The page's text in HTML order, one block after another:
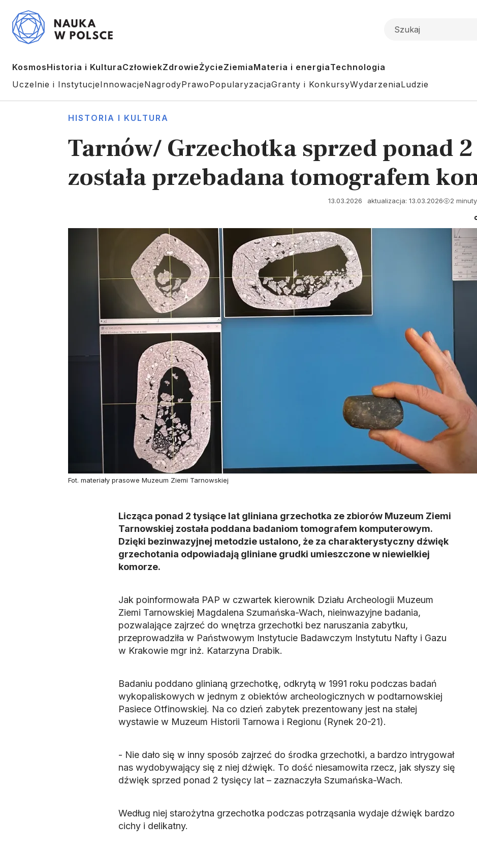
KosmosHistoria i KulturaCzłowiekZdrowieŻycieZiemiaMateria i energiaTechnologia
Uczelnie i InstytucjeInnowacjeNagrodyPrawoPopularyzacjaGranty i KonkursyWydarzeniaLudzie
HISTORIA I KULTURA
Tarnów/ Grzechotka sprzed ponad
została przebadana tomografem
13.03.2026 aktualizacja: 13.03.2026 2
Fot. materiały prasowe Muzeum Ziemi Tarnowskiej
Licząca ponad 2 tysiące lat gliniana grzechotka ze zbiorów Muzeum Ziemi
Tarnowskiej została poddana badaniom tomografem komputerowym.
Dzięki bezinwazyjnej metodzie ustalono, że za charakterystyczny dźwięk
grzechotania odpowiadają gliniane grudki umieszczone w niewielkiej
komorze.
Jak poinformowała PAP w czwartek kierownik Działu Archeologii Muzeum
Ziemi Tarnowskiej Magdalena Szumańska-Wach, nieinwazyjne badania,
pozwalające zajrzeć do wnętrza grzechotki bez naruszania zabytku,
przeprowadziła w Państwowym Instytucie Badawczym Instytutu Nafty i Gazu
w Krakowie mgr inż. Katarzyna Drabik.
Badaniu poddano glinianą grzechotkę, odkrytą w 1991 roku podczas badań
wykopaliskowych w jednym z obiektów archeologicznych w podtarnowskiej
Pasiece Otfinowskiej. Na co dzień zabytek prezentowany jest na stałej
wystawie w Muzeum Historii Tarnowa i Regionu (Rynek 20-21).
- Nie dało się w inny sposób zajrzeć do środka grzechotki, a bardzo intrygował
nas wydobywający się z niej dźwięk. To dość niesamowita rzecz, jak słyszy się
dźwięk sprzed ponad 2 tysięcy lat – zaznaczyła Szumańska-Wach.
Według niej starożytna grzechotka podczas potrząsania wydaje dźwięk bardzo
cichy i delikatny.